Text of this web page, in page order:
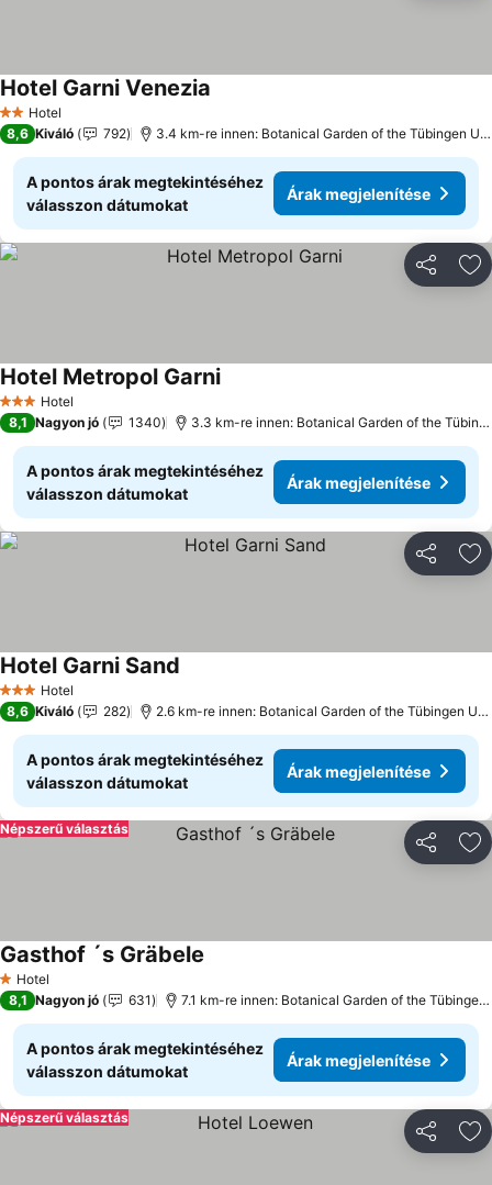
2 Kategória
Hotel
Hotel Garni Venezia
8,6 Kiváló 792 3.4 km-re innen: Botanical Garden of the Tübingen University
A pontos árak megtekintéséhez
válasszon dátumokat
Árak megjelenítése
3 Kategória
Hotel
Hotel Metropol Garni
8,1 Nagyon jó 1340 3.3 km-re innen: Botanical Garden of the Tübingen University
A pontos árak megtekintéséhez
válasszon dátumokat
Árak megjelenítése
3 Kategória
Hotel
Hotel Garni Sand
8,6 Kiváló 282 2.6 km-re innen: Botanical Garden of the Tübingen University
A pontos árak megtekintéséhez
válasszon dátumokat
Árak megjelenítése
Népszerű választás
1 Kategória
Hotel
Gasthof ´s Gräbele
8,1 Nagyon jó 631 7.1 km-re innen: Botanical Garden of the Tübingen University
A pontos árak megtekintéséhez
válasszon dátumokat
Árak megjelenítése
Népszerű választás